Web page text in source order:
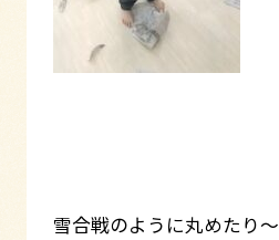
雪合戦のように丸めたり～